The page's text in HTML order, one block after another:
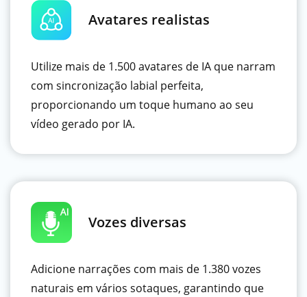
Avatares realistas
Utilize mais de 1.500 avatares de IA que narram
com sincronização labial perfeita,
proporcionando um toque humano ao seu
vídeo gerado por IA.
Vozes diversas
Adicione narrações com mais de 1.380 vozes
naturais em vários sotaques, garantindo que